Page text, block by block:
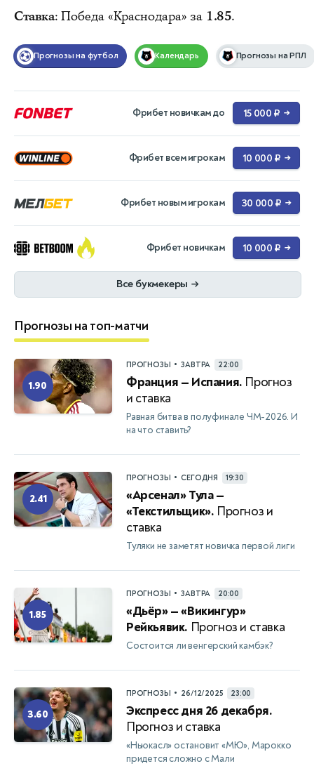
Ставка: Победа «Краснодара» за 1.85.
Прогнозы на футбол Календарь Прогнозы на РПЛ
Фрибет новичкам до 15 000 ₽ →
Фрибет всем игрокам 10 000 ₽ →
Фрибет новым игрокам 30 000 ₽ →
Фрибет новичкам 10 000 ₽ →
Все букмекеры →
Прогнозы на топ-матчи
1.90
ПРОГНОЗЫ • ЗАВТРА 22:00
Франция — Испания. Прогноз
и ставка
Равная битва в полуфинале ЧМ-2026. И
на что ставить?
2.41
ПРОГНОЗЫ • СЕГОДНЯ 19:30
«Арсенал» Тула —
«Текстильщик». Прогноз и
ставка
Туляки не заметят новичка первой лиги
1.85
ПРОГНОЗЫ • ЗАВТРА 20:00
«Дьёр» — «Викингур»
Рейкьявик. Прогноз и ставка
Состоится ли венгерский камбэк?
3.60
ПРОГНОЗЫ • 26/12/2025 23:00
Экспресс дня 26 декабря.
Прогноз и ставка
«Ньюкасл» остановит «МЮ», Марокко
придется сложно с Мали